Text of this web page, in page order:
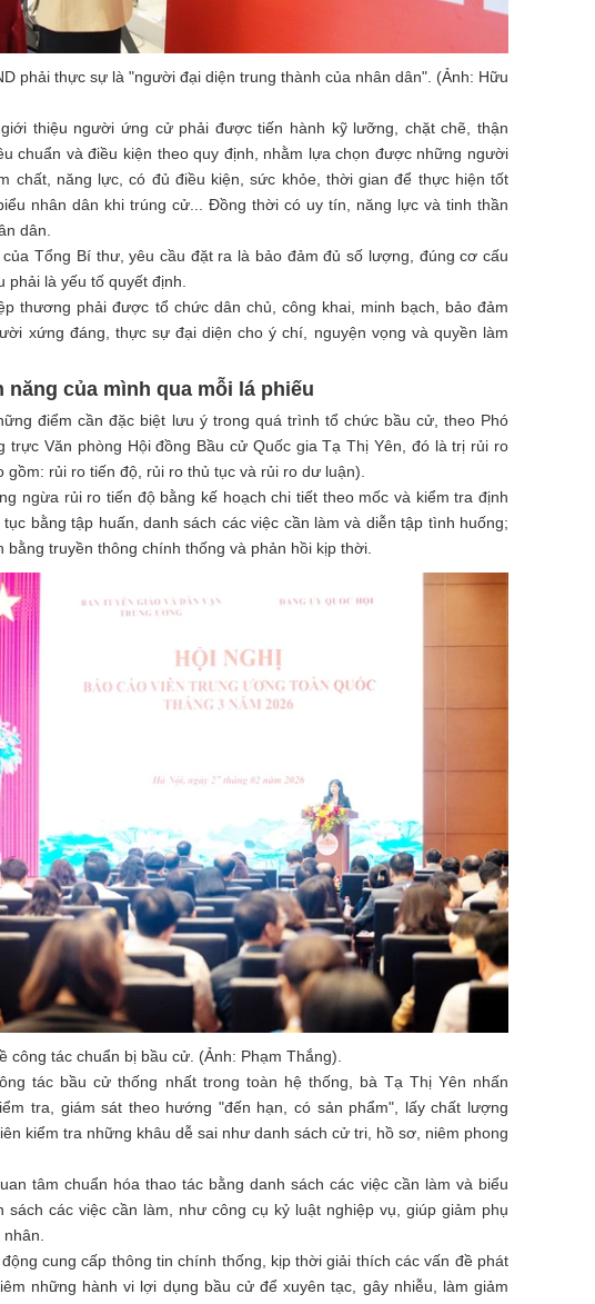
phải thực sự là "người đại diện trung thành của nhân dân". (Ảnh: Hữu
thiệu người ứng cử phải được tiến hành kỹ lưỡng, chặt chẽ, thận
chuẩn và điều kiện theo quy định, nhằm lựa chọn được những người
chất, năng lực, có đủ điều kiện, sức khỏe, thời gian để thực hiện tốt
nhân dân khi trúng cử... Đồng thời có uy tín, năng lực và tinh thần
dân.
Tổng Bí thư, yêu cầu đặt ra là bảo đảm đủ số lượng, đúng cơ cấu
phải là yếu tố quyết định.
thương phải được tổ chức dân chủ, công khai, minh bạch, bảo đảm
xứng đáng, thực sự đại diện cho ý chí, nguyện vọng và quyền làm
năng của mình qua mỗi lá phiếu
điểm cần đặc biệt lưu ý trong quá trình tổ chức bầu cử, theo Phó
trực Văn phòng Hội đồng Bầu cử Quốc gia Tạ Thị Yên, đó là trị rủi ro
gồm: rủi ro tiến độ, rủi ro thủ tục và rủi ro dư luận).
ngừa rủi ro tiến độ bằng kế hoạch chi tiết theo mốc và kiểm tra định
bằng tập huấn, danh sách các việc cần làm và diễn tập tình huống;
bằng truyền thông chính thống và phản hồi kịp thời.
công tác chuẩn bị bầu cử. (Ảnh: Phạm Thắng).
tác bầu cử thống nhất trong toàn hệ thống, bà Tạ Thị Yên nhấn
tra, giám sát theo hướng "đến hạn, có sản phẩm", lấy chất lượng
kiểm tra những khâu dễ sai như danh sách cử tri, hồ sơ, niêm phong
tâm chuẩn hóa thao tác bằng danh sách các việc cần làm và biểu
sách các việc cần làm, như công cụ kỷ luật nghiệp vụ, giúp giảm phụ
cung cấp thông tin chính thống, kịp thời giải thích các vấn đề phát
những hành vi lợi dụng bầu cử để xuyên tạc, gây nhiễu, làm giảm